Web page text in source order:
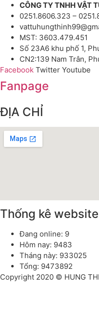
CÔNG TY TNHH VẬT
0251.8606.323 –
MST: 3603.479.451
Số 23A6 khu phố 1,
CN2:139 Nam Trân,
Facebook Twitter Youtube
Fanpage
ĐỊA CHỈ
Thống kê website
Đang online: 9
Hôm nay: 9483
Tháng này: 933025
Tổng: 9473892
Copyright 2020 © HUNG